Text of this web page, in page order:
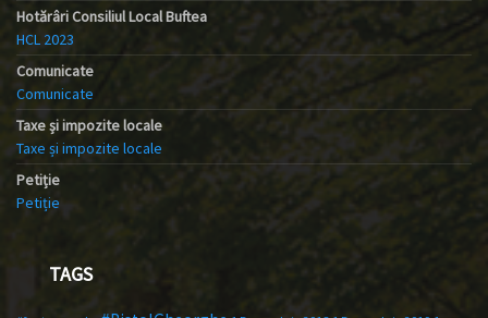
Hotărâri Consiliul Local Buftea
HCL 2023
Comunicate
Comunicate
Taxe și impozite locale
Taxe și impozite locale
Petiție
Petiție
TAGS